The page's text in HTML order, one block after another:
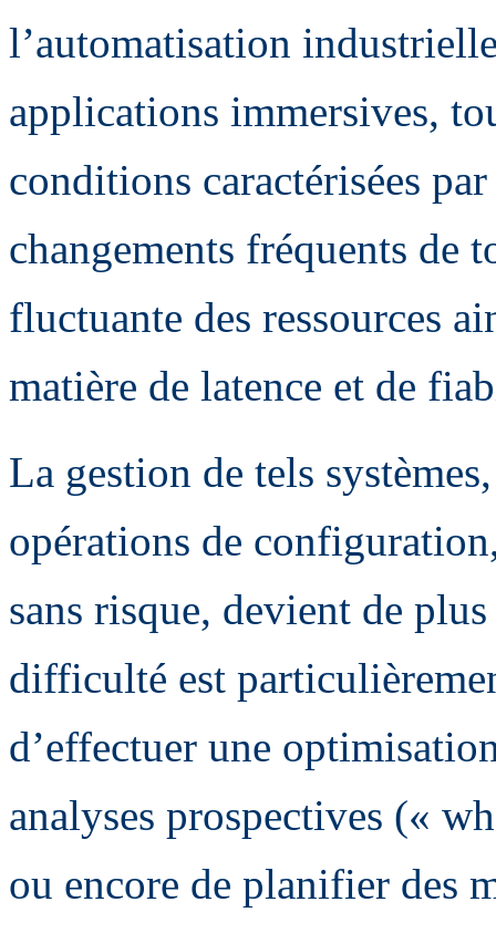
l’automatisation
applications immersives,
conditions caractérisées
changements fréquents
fluctuante des ressources
matière de latence et de
La gestion de tels
opérations de
sans risque, devient de
difficulté est
d’effectuer une
analyses prospectives («
ou encore de planifier des